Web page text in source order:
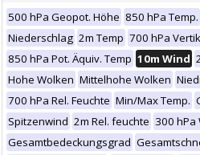
500 hPa Geopot. Höhe 850 hPa Temp.
Niederschlag 2m Temp 700 hPa
850 hPa Pot. Äquiv. Temp 10m Wind
Hohe Wolken Mittelhohe Wolken
700 hPa Rel. Feuchte Min/Max Temp.
Spitzenwind 2m Rel. feuchte 300 hPa
Gesamtbedeckungsgrad